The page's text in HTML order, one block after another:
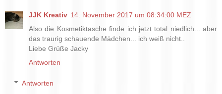
JJK Kreativ 14. November 2017 um 08:34:00 MEZ
Also die Kosmetiktasche finde ich jetzt total niedlich... aber
das traurig schauende Mädchen... ich weiß nicht..
Liebe Grüße Jacky
Antworten
Antworten